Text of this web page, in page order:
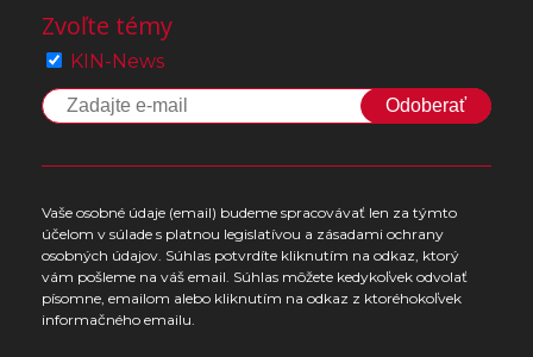
Zvoľte témy
KIN-News
Odoberať
Vaše osobné údaje (email) budeme spracovávať len za týmto
účelom v súlade s platnou legislatívou a zásadami ochrany
osobných údajov. Súhlas potvrdíte kliknutím na odkaz, ktorý
vám pošleme na váš email. Súhlas môžete kedykoľvek odvolať
písomne, emailom alebo kliknutím na odkaz z ktoréhokoľvek
informačného emailu.